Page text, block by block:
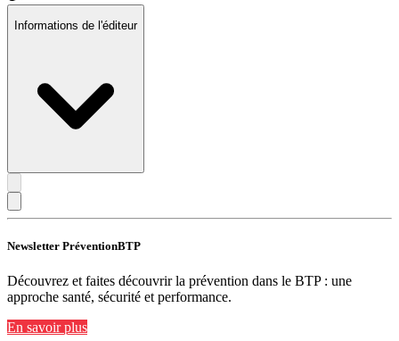
Informations de l'éditeur
Newsletter PréventionBTP
Découvrez et faites découvrir la prévention dans le BTP : une
approche santé, sécurité et performance.
En savoir plus